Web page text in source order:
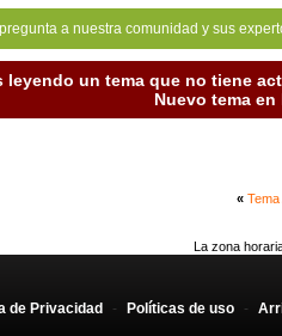
a nuestra comunidad y sus
un tema que no tiene
Nuevo tema
«
La zona
de Privacidad - Políticas de uso -